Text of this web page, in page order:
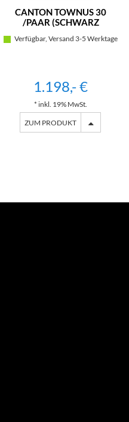
CANTON TOWNUS 30
/PAAR (SCHWARZ
Verfügbar, Versand 3-5 Werktage
1.198,- €
* inkl. 19% MwSt.
ZUM PRODUKT